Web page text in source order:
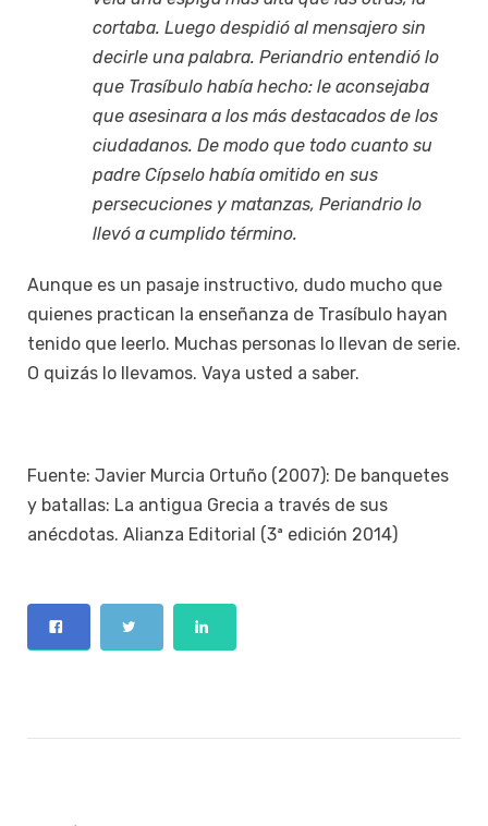
cortaba. Luego despidió al mensajero sin
decirle una palabra. Periandrio entendió lo
que Trasíbulo había hecho: le aconsejaba
que asesinara a los más destacados de los
ciudadanos. De modo que todo cuanto su
padre Cípselo había omitido en sus
persecuciones y matanzas, Periandrio lo
llevó a cumplido término.
Aunque es un pasaje instructivo, dudo mucho que
quienes practican la enseñanza de Trasíbulo hayan
tenido que leerlo. Muchas personas lo llevan de serie.
O quizás lo llevamos. Vaya usted a saber.
Fuente: Javier Murcia Ortuño (2007): De banquetes
y batallas: La antigua Grecia a través de sus
anécdotas. Alianza Editorial (3ª edición 2014)